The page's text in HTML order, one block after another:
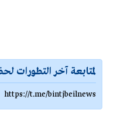
لمتابعة آخر التطورات
https://t.me/bintjbeilnews